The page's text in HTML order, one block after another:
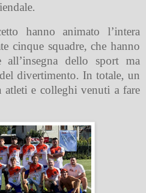
hanno animato l’intera
cinque squadre, che hanno
dello sport ma
divertimento. In totale, un
atleti e colleghi venuti a fare